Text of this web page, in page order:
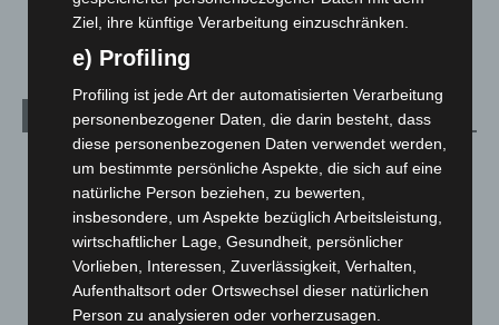
Archiv
August 2026(12)
Juli 2026(73)
Juni 2026
(139)
Mai 2026(99)
April 2026(99)
Ziel, ihre künftige Verarbeitung einzuschränken.
e) Profiling
Profiling ist jede Art der automatisierten Verarbeitung
personenbezogener Daten, die darin besteht, dass
diese personenbezogenen Daten verwendet werden,
um bestimmte persönliche Aspekte, die sich auf eine
natürliche Person beziehen, zu bewerten,
insbesondere, um Aspekte bezüglich Arbeitsleistung,
wirtschaftlicher Lage, Gesundheit, persönlicher
Vorlieben, Interessen, Zuverlässigkeit, Verhalten,
Aufenthaltsort oder Ortswechsel dieser natürlichen
Person zu analysieren oder vorherzusagen.